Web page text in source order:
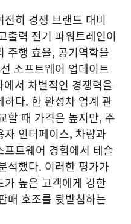
히 경쟁 브랜드 대비
출력 전기 파워트레인이
주행 효율, 공기역학을
소프트웨어 업데이트
서 차별적인 경쟁력을
다. 한 완성차 업계 관
할 때 가격은 높지만, 주
인터페이스, 차량과
트웨어 경험에서 테슬
석했다. 이러한 평가가
높은 고객에게 강한
매 호조를 뒷받침하는